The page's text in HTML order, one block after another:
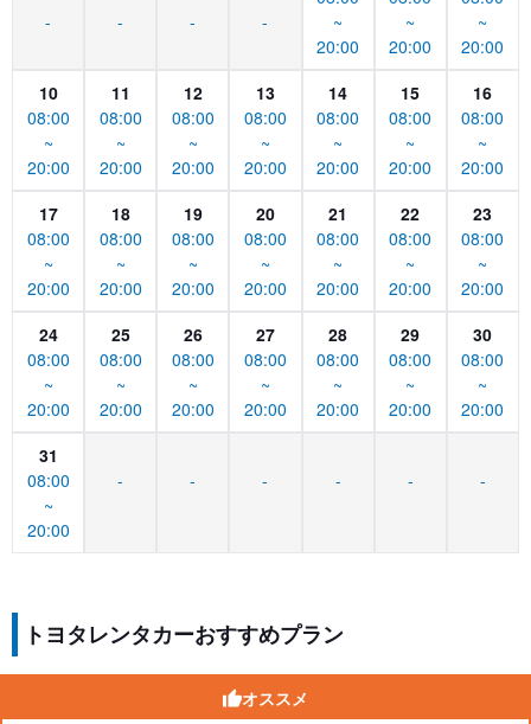
- - - -
~
20:00
~
20:00
~
20:00
10
08:00
~
20:00
11
08:00
~
20:00
12
08:00
~
20:00
13
08:00
~
20:00
14
08:00
~
20:00
15
08:00
~
20:00
16
08:00
~
20:00
17
08:00
~
20:00
18
08:00
~
20:00
19
08:00
~
20:00
20
08:00
~
20:00
21
08:00
~
20:00
22
08:00
~
20:00
23
08:00
~
20:00
24
08:00
~
20:00
25
08:00
~
20:00
26
08:00
~
20:00
27
08:00
~
20:00
28
08:00
~
20:00
29
08:00
~
20:00
30
08:00
~
20:00
31
08:00
~
20:00
- - - - - -
トヨタレンタカーおすすめプラン
オススメ